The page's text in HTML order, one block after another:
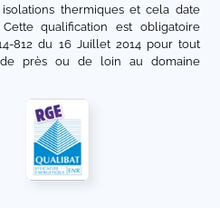
thermiques et cela date
qualification est obligatoire
812 du 16 Juillet 2014 pour tout
près ou de loin au domaine